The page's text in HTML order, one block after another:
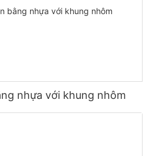
nhựa với khung nhôm